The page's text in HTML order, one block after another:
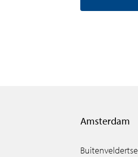
Amsterdam